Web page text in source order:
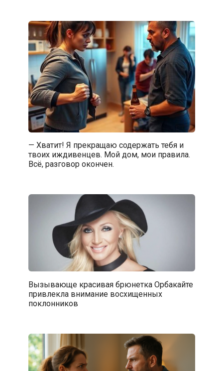
— Хватит! Я прекращаю содержать тебя и
твоих иждивенцев. Мой дом, мои правила.
Всё, разговор окончен.
Вызывающе красивая брюнетка Орбакайте
привлекла внимание восхищенных
поклонников